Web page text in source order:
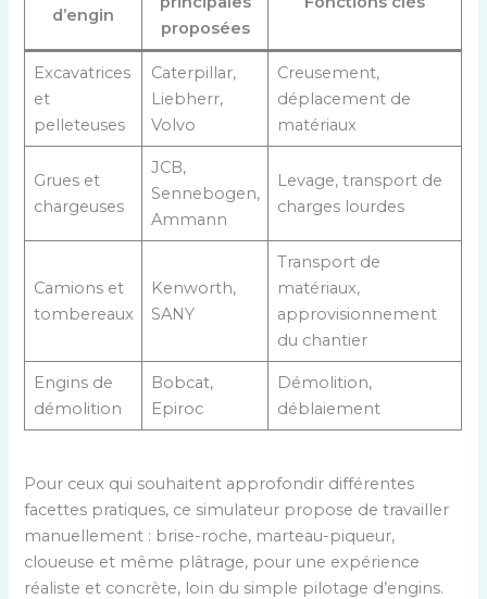
d’engin
proposées
Excavatrices
et
pelleteuses
Caterpillar,
Liebherr,
Volvo
Creusement,
déplacement de
matériaux
Grues et
chargeuses
JCB,
Sennebogen,
Ammann
Levage, transport de
charges lourdes
Camions et
tombereaux
Kenworth,
SANY
Transport de
matériaux,
approvisionnement
du chantier
Engins de
démolition
Bobcat,
Epiroc
Démolition,
déblaiement
Pour ceux qui souhaitent approfondir différentes
facettes pratiques, ce simulateur propose de travailler
manuellement : brise-roche, marteau-piqueur,
cloueuse et même plâtrage, pour une expérience
réaliste et concrète, loin du simple pilotage d’engins.